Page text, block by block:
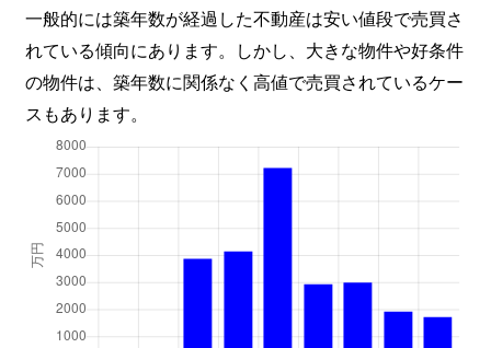
一般的には築年数が経過した不動産は安い値段で売買さ
れている傾向にあります。しかし、大きな物件や好条件
の物件は、築年数に関係なく高値で売買されているケー
スもあります。